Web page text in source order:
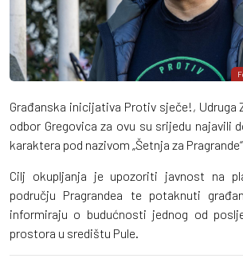
Građanska inicijativa Protiv sječe!, Udruga
odbor Gregovica za ovu su srijedu najavili
karaktera pod nazivom „Šetnja za
Cilj okupljanja je upozoriti javnost na
području Pragrandea te potaknuti
informiraju o budućnosti jednog od
prostora u središtu Pule.